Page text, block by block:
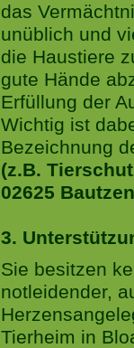
das
unüblich und
die Haustiere
gute Hände
Erfüllung der
Wichtig ist
Bezeichnung
(z.B.
02625
3.
Sie besitzen
notleidender,
Tierheim in